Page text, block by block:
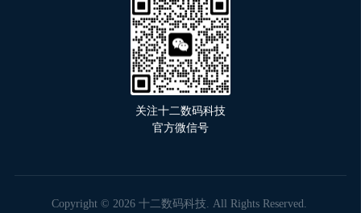
关注十二数码科技
官方微信号
Copyright © 2026 十二数码科技. All Rights Reserved.